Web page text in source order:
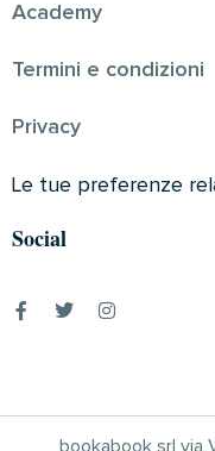
Academy
Termini e condizioni
Privacy
Le tue preferenze
Social
bookabook srl via